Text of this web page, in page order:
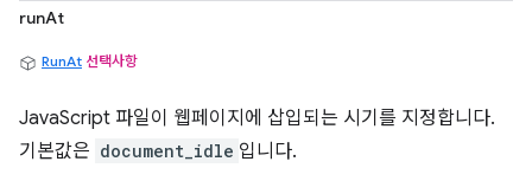
runAt
RunAt 선택사항
JavaScript 파일이 웹페이지에 삽입되는 시기를 지정합니다.
기본값은 document_idle 입니다.